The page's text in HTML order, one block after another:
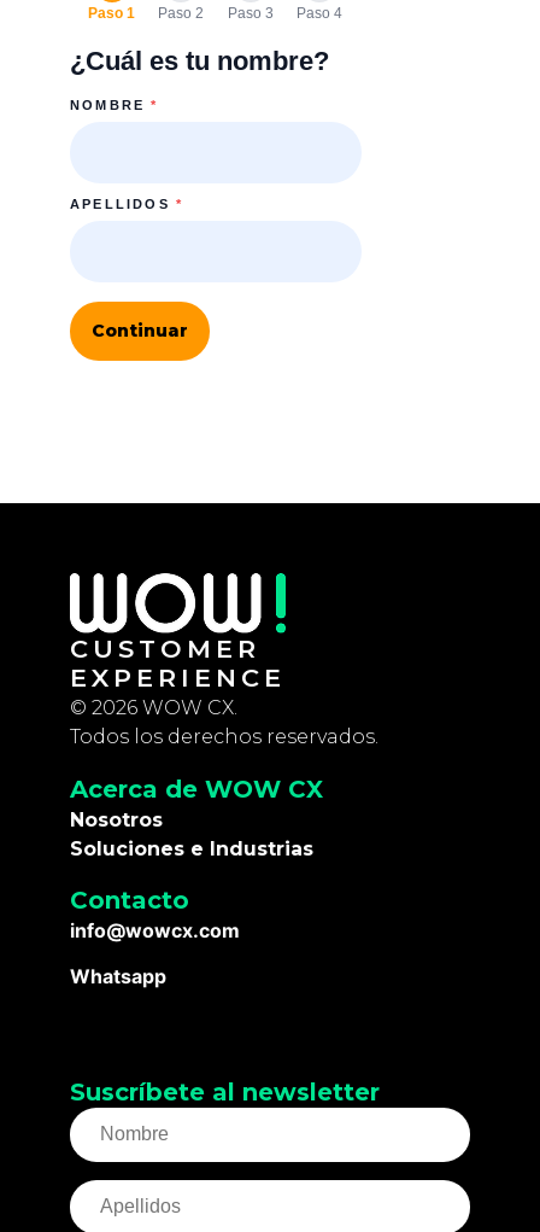
Paso 1
Paso 2
Paso 3
Paso 4
¿Cuál es tu nombre?
NOMBRE*
APELLIDOS *
Continuar
CUSTOMER
EXPERIENCE
© 2026 WOW CX.
Todos los derechos reservados.
Acerca de WOW CX
Nosotros
Soluciones e Industrias
Contacto
info@wowcx.com
Whatsapp
Suscríbete al newsletter